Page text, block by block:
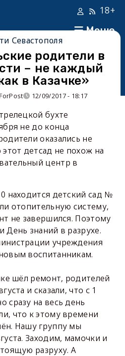
Меню
18+
Севастополя
родители в
– не каждый
в Казачке»
12/09/2017 - 18:17
бухте
не до конца
оказались не
детсад не похож на
центр в
находится детский сад №
отопительную систему,
не завершился. Поэтому
День знаний в разрухе.
учреждения
воспитанникам.
шёл ремонт, родителей
и сказали, что с 1
сразу на весь день
что к этому времени
Нашу группу мы
Заходим, мамочки и
разруху. А